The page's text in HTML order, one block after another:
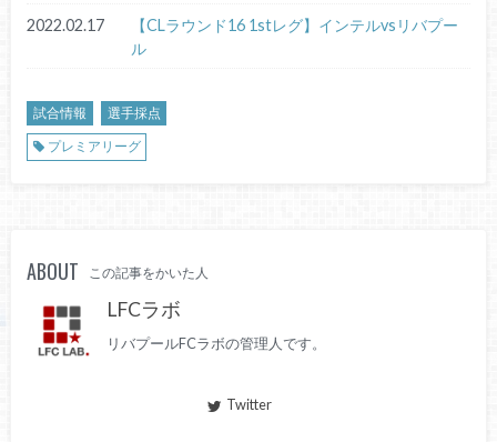
2022.02.17
【CLラウンド16 1stレグ】インテルvsリバプー
ル
試合情報
選手採点
プレミアリーグ
ABOUT この記事をかいた人
LFCラボ
リバプールFCラボの管理人です。
Twitter